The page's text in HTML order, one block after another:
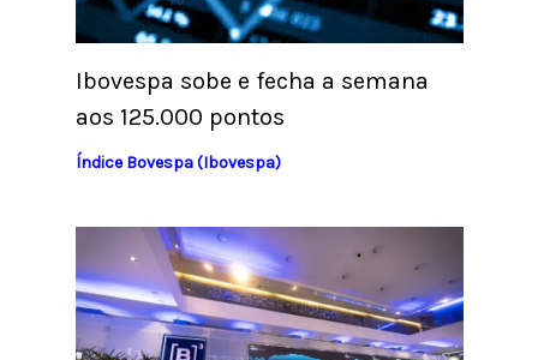
Ibovespa sobe e fecha a semana
aos 125.000 pontos
Índice Bovespa (Ibovespa)